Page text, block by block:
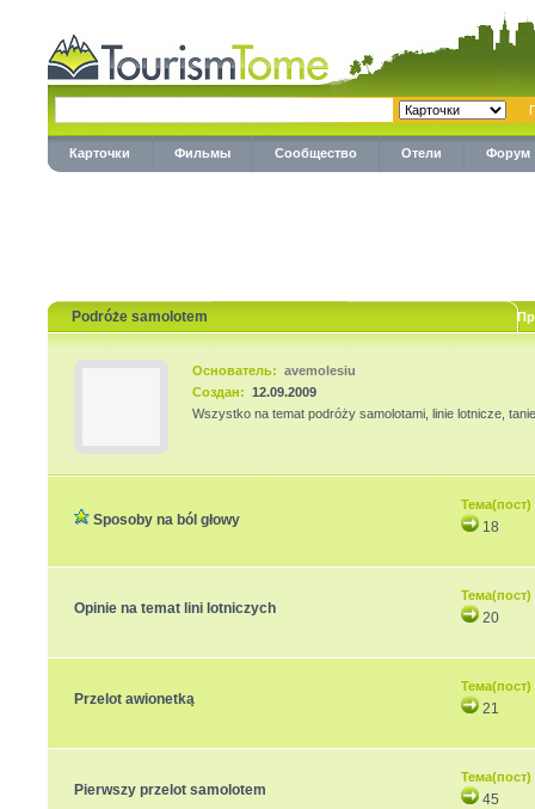
Карточки Фильмы Сообщество Отели Форум
Podróże samolotem
Основатель: avemolesiu
Создан: 12.09.2009
Wszystko na temat podróży samolotami, linie lotnicze,
Sposoby na ból głowy
Тема(пост)
18
Opinie na temat lini lotniczych
Тема(пост)
20
Przelot awionetką
Тема(пост)
21
Pierwszy przelot samolotem
Тема(пост)
45